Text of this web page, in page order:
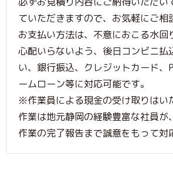
ていただきますので、お気軽にご相
お支払い方法は、不意におこる水回
心配いらないよう、後日コンビニ払
い、銀行振込、クレジットカード、
ームローン等に対応可能です。
※作業員による現金の受け取りはい
作業は地元静岡の経験豊富な社員が
作業の完了報告まで誠意をもって対